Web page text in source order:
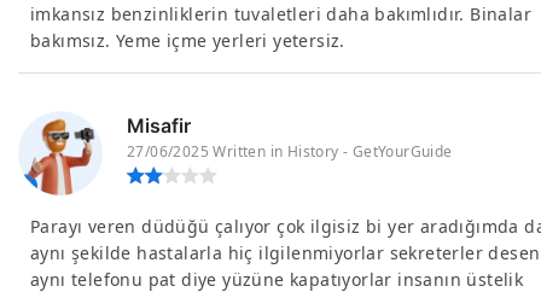
imkansız benzinliklerin tuvaletleri daha bakımlıdır. Binalar
bakımsız. Yeme içme yerleri yetersiz.
Misafir
27/06/2025 Written in History - GetYourGuide
Parayı veren düdüğü çalıyor çok ilgisiz bi yer aradığımda
aynı şekilde hastalarla hiç ilgilenmiyorlar sekreterler desen
aynı telefonu pat diye yüzüne kapatıyorlar insanın üstelik